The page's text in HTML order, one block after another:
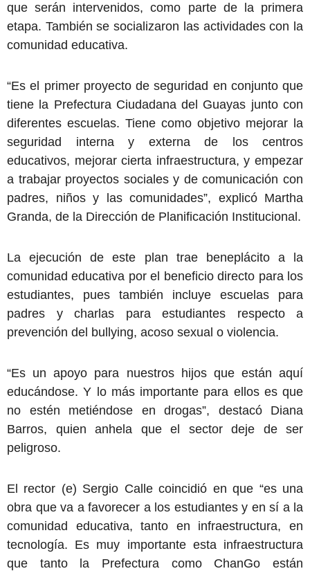
que serán intervenidos, como parte de la primera
etapa. También se socializaron las actividades con la
comunidad educativa.
“Es el primer proyecto de seguridad en conjunto que
tiene la Prefectura Ciudadana del Guayas junto con
diferentes escuelas. Tiene como objetivo mejorar la
seguridad interna y externa de los centros
educativos, mejorar cierta infraestructura, y empezar
a trabajar proyectos sociales y de comunicación con
padres, niños y las comunidades”, explicó Martha
Granda, de la Dirección de Planificación Institucional.
La ejecución de este plan trae beneplácito a la
comunidad educativa por el beneficio directo para los
estudiantes, pues también incluye escuelas para
padres y charlas para estudiantes respecto a
prevención del bullying, acoso sexual o violencia.
“Es un apoyo para nuestros hijos que están aquí
educándose. Y lo más importante para ellos es que
no estén metiéndose en drogas”, destacó Diana
Barros, quien anhela que el sector deje de ser
peligroso.
El rector (e) Sergio Calle coincidió en que “es una
obra que va a favorecer a los estudiantes y en sí a la
comunidad educativa, tanto en infraestructura, en
tecnología. Es muy importante esta infraestructura
que tanto la Prefectura como ChanGo están